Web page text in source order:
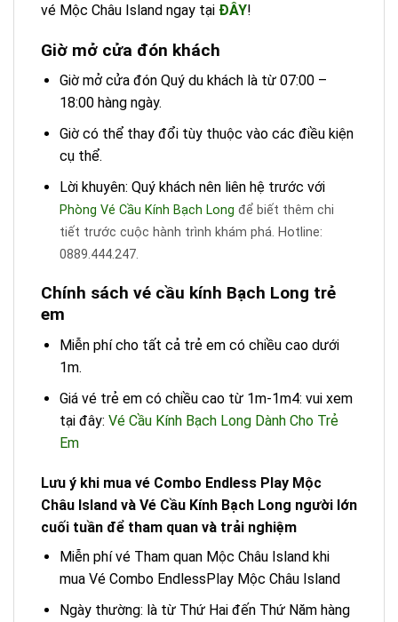
vé Mộc Châu Island ngay tại ĐÂY!
Giờ mở cửa đón khách
Giờ mở cửa đón Quý du khách là từ 07:00 –
18:00 hàng ngày.
Giờ có thể thay đổi tùy thuộc vào các điều kiện
cụ thể.
Lời khuyên: Quý khách nên liên hệ trước với
Phòng Vé Cầu Kính Bạch Long để biết thêm chi
tiết trước cuộc hành trình khám phá. Hotline:
0889.444.247.
Chính sách vé cầu kính Bạch Long trẻ
em
Miễn phí cho tất cả trẻ em có chiều cao dưới
1m.
Giá vé trẻ em có chiều cao từ 1m-1m4: vui xem
tại đây: Vé Cầu Kính Bạch Long Dành Cho Trẻ
Em
Lưu ý khi mua vé Combo Endless Play Mộc
Châu Island và Vé Cầu Kính Bạch Long người lớn
cuối tuần để tham quan và trải nghiệm
Miễn phí vé Tham quan Mộc Châu Island khi
mua Vé Combo EndlessPlay Mộc Châu Island
Ngày thường: là từ Thứ Hai đến Thứ Năm hàng